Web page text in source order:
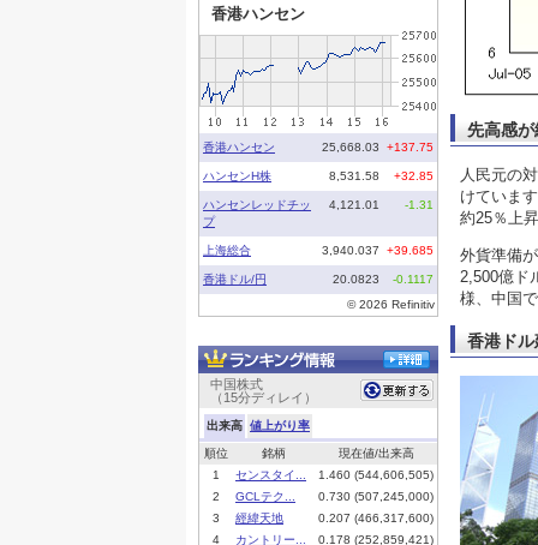
先高感が
人民元の
けていま
約25％上
外貨準備
2,500億ド
様、中国
香港ド